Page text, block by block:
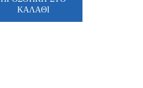
ΚΑΛΆΘΙ